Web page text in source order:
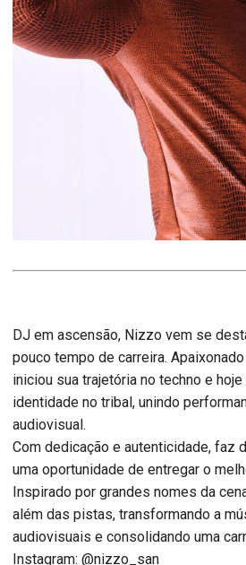
DJ em ascensão, Nizzo vem se
pouco tempo de carreira.
iniciou sua trajetória no techno e
identidade no tribal, unindo
audiovisual.
Com dedicação e autenticidade, faz
uma oportunidade de entregar o
Inspirado por grandes nomes da
além das pistas, transformando a
audiovisuais e consolidando uma
Instagram: @nizzo_san